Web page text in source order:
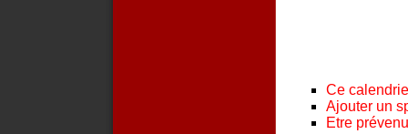
Ce
Ajouter un
Etre